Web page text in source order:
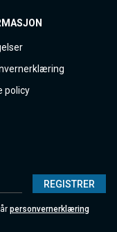
policy
REGISTRER
personvernerklæring